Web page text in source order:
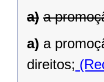
a) a
a) a
direitos;